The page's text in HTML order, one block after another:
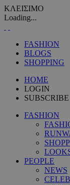
ΚΛΕΙΣΙΜΟ
Loading...
FASHION
BLOGS
SHOPPING
HOME
LOGIN
SUBSCRIBE
FASHION
PEOPLE
NEWS